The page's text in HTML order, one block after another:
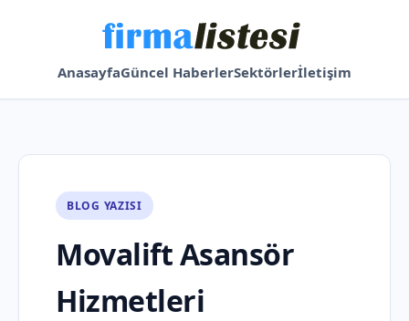
AnasayfaGüncel HaberlerSektörlerİletişim
BLOG YAZISI
Movalift Asansör
Hizmetleri